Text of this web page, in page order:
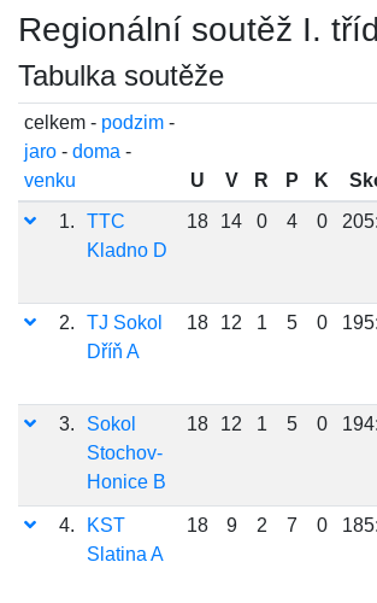
Regionální soutěž I.
Tabulka soutěže
celkem - podzim-
jaro- doma -
venku
U V R P K
1.
TTC
Kladno D
18 14 0 4 0
2.
TJ Sokol
Dříň A
18 12 1 5 0
3.
Sokol
Stochov-
Honice B
18 12 1 5 0
4.
KST
Slatina A
18 9 2 7 0